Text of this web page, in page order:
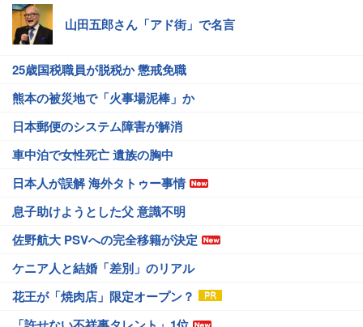
山田五郎さん「アド街」で名言
25歳国税職員が脱税か 懲戒免職
熊本の被災地で「火事場泥棒」か
日本郵便のシステム障害が解消
車中泊で女性死亡 遺族の胸中
日本人が誤解 海外タトゥー事情
息子助けようとした父 意識不明
佐野航大 PSVへの完全移籍が決定
ケニア人と結婚「差別」のリアル
花王が「焼肉店」限定オープン？